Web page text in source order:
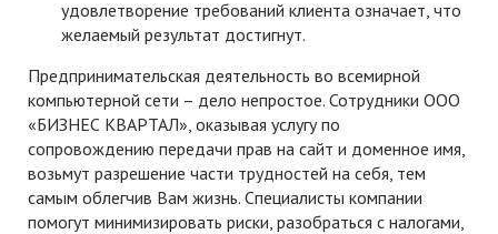
удовлетворение требований клиента означает, что
желаемый результат достигнут.
Предпринимательская деятельность во всемирной
компьютерной сети – дело непростое. Сотрудники ООО
«БИЗНЕС КВАРТАЛ», оказывая услугу по
сопровождению передачи прав на сайт и доменное имя,
возьмут разрешение части трудностей на себя, тем
самым облегчив Вам жизнь. Специалисты компании
помогут минимизировать риски, разобраться с налогами,